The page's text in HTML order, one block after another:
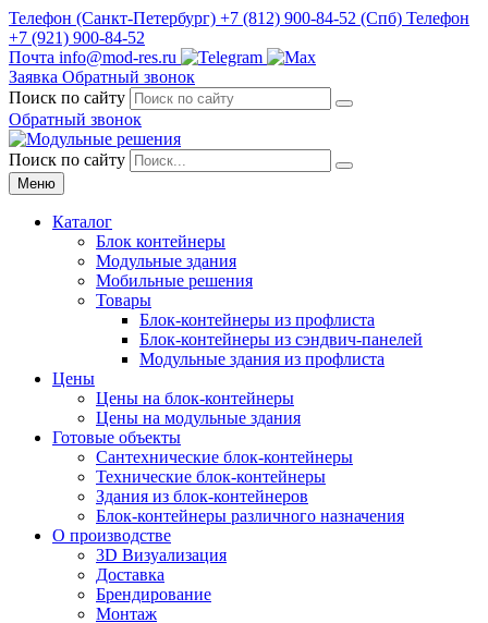
Телефон (Санкт-Петербург) +7 (812) 900-84-52 (Спб) Телефон
+7 (921) 900-84-52
Почта info@mod-res.ru
Заявка Обратный звонок
Поиск по сайту
Обратный звонок
Поиск по сайту
Меню
Каталог
Блок контейнеры
Модульные здания
Мобильные решения
Товары
Блок-контейнеры из профлиста
Блок-контейнеры из сэндвич-панелей
Модульные здания из профлиста
Цены
Цены на блок-контейнеры
Цены на модульные здания
Готовые объекты
Сантехнические блок-контейнеры
Технические блок-контейнеры
Здания из блок-контейнеров
Блок-контейнеры различного назначения
О производстве
3D Визуализация
Доставка
Брендирование
Монтаж